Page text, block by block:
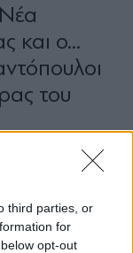
third parties, or
for
opt-out
και ο...
του